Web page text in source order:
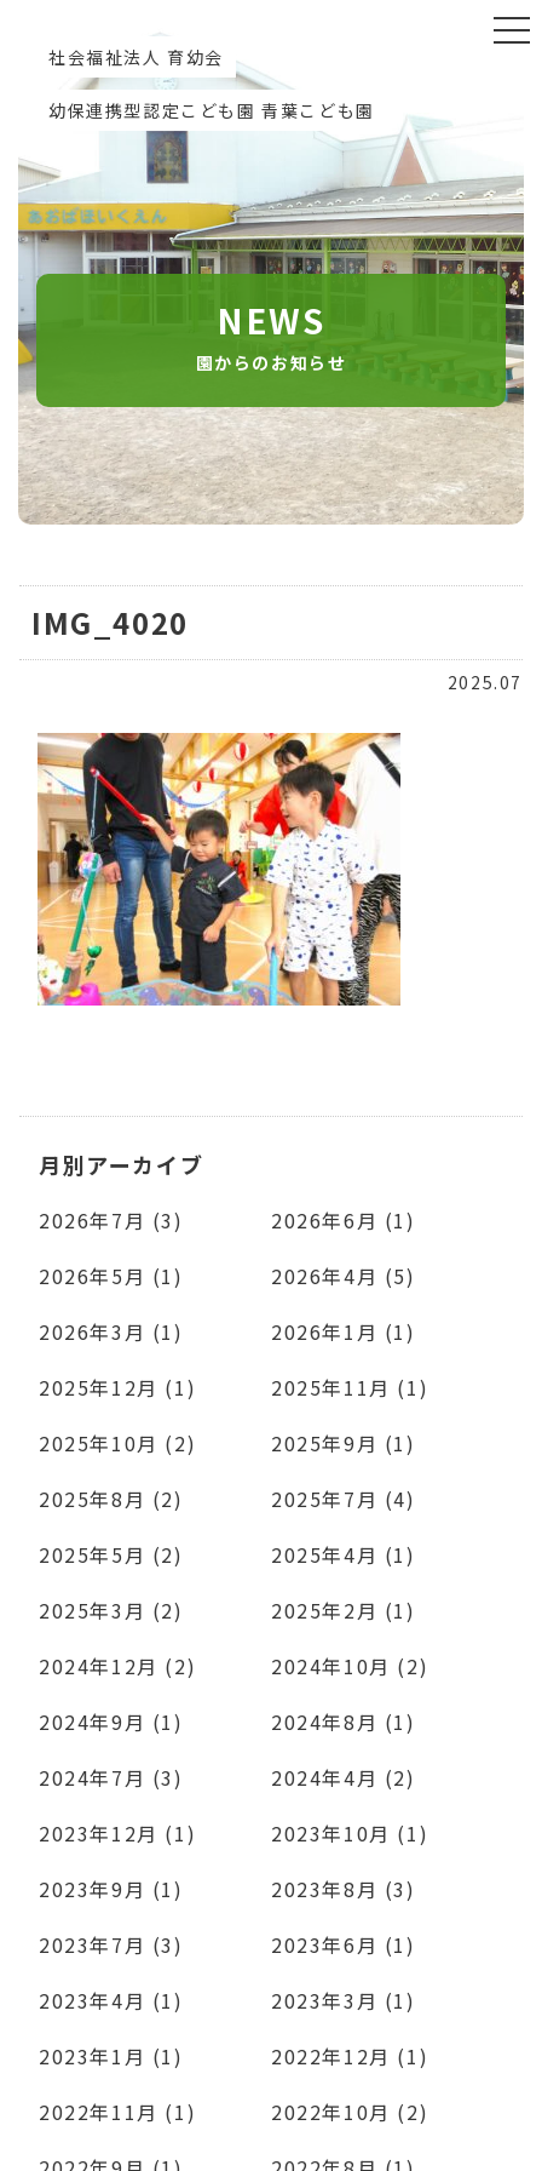
社会福祉法人 育幼会
幼保連携型認定こども園 青葉こども園
NEWS
園からのお知らせ
IMG_4020
2025.07
月別アーカイブ
2026年7月 (3)
2026年6月 (1)
2026年5月 (1)
2026年4月 (5)
2026年3月 (1)
2026年1月 (1)
2025年12月 (1)
2025年11月 (1)
2025年10月 (2)
2025年9月 (1)
2025年8月 (2)
2025年7月 (4)
2025年5月 (2)
2025年4月 (1)
2025年3月 (2)
2025年2月 (1)
2024年12月 (2)
2024年10月 (2)
2024年9月 (1)
2024年8月 (1)
2024年7月 (3)
2024年4月 (2)
2023年12月 (1)
2023年10月 (1)
2023年9月 (1)
2023年8月 (3)
2023年7月 (3)
2023年6月 (1)
2023年4月 (1)
2023年3月 (1)
2023年1月 (1)
2022年12月 (1)
2022年11月 (1)
2022年10月 (2)